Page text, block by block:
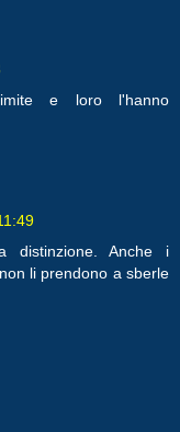
e loro l'hanno
distinzione. Anche i
li prendono a sberle